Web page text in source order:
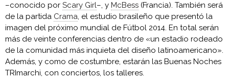
–conocido por Scary Girl–, y McBess (Francia). También será
de la partida Crama, el estudio brasileño que presentó la
imagen del próximo mundial de Fútbol 2014. En total serán
más de veinte conferencias dentro de «un estadio rodeado
de la comunidad más inquieta del diseño latinoamericano».
Además, y como de costumbre, estarán las Buenas Noches
TRImarchi, con conciertos, los talleres.